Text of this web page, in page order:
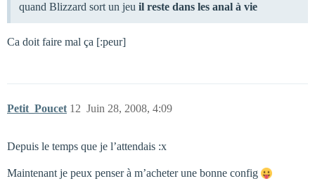
quand Blizzard sort un jeu il reste dans les anal à vie
Ca doit faire mal ça [:peur]
Petit_Poucet Juin 28, 2008, 4:09
12
Depuis le temps que je l’attendais :x
Maintenant je peux penser à m’acheter une bonne config